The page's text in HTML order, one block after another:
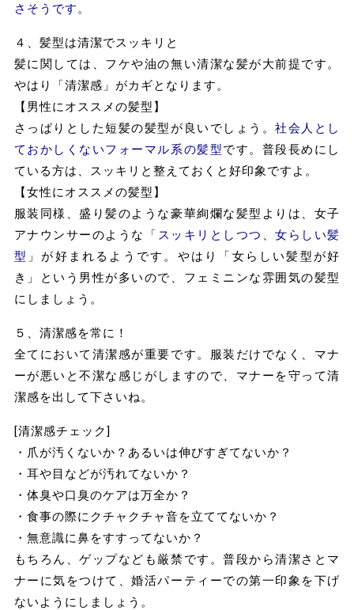
さそうです。
４、髪型は清潔でスッキリと
髪に関しては、フケや油の無い清潔な髪が大前提です。
やはり「清潔感」がカギとなります。
【男性にオススメの髪型】
さっぱりとした短髪の髪型が良いでしょう。社会人とし
ておかしくないフォーマル系の髪型です。普段長めにし
ている方は、スッキリと整えておくと好印象ですよ。
【女性にオススメの髪型】
服装同様、盛り髪のような豪華絢爛な髪型よりは、女子
アナウンサーのような
「スッキリとしつつ、女らしい髪
型」 が好まれるようです。やはり「女らしい髪型が好
き」という男性が多いので、フェミニンな雰囲気の髪型
にしましょう。
５、清潔感を常に！
全てにおいて清潔感が重要です。服装だけでなく、マナ
ーが悪いと不潔な感じがしますので、マナーを守って清
潔感を出して下さいね。
[清潔感チェック]
・爪が汚くないか？あるいは伸びすぎてないか？
・耳や目などが汚れてないか？
・体臭や口臭のケアは万全か？
・食事の際にクチャクチャ音を立ててないか？
・無意識に鼻をすすってないか？
もちろん、ゲップなども厳禁です。普段から清潔さとマ
ナーに気をつけて、婚活パーティーでの第一印象を下げ
ないようにしましょう。